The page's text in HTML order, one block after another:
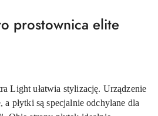
prostownica elite
Light ułatwia stylizację. Urządzenie
płytki są specjalnie odchylane dla